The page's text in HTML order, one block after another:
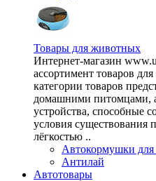
Товары для животных
Интернет-магазин
ассортимент товаров
категории товаров
домашними питомцами,
устройства, способные
условия существования
лёгкостью ..
Автокормушки
Антилай
Автотовары